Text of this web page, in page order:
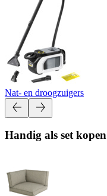
Nat- en droogzuigers
Handig als set kopen